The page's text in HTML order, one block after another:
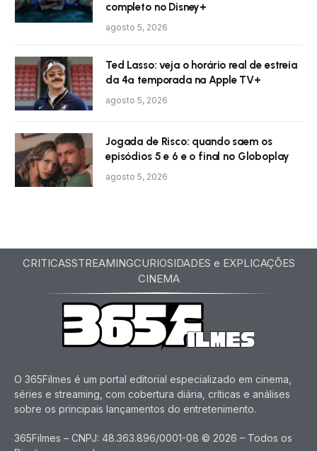
completo no Disney+
agosto 5, 2026
Ted Lasso: veja o horário real de estreia
da 4ª temporada na Apple TV+
agosto 5, 2026
Jogada de Risco: quando saem os
episódios 5 e 6 e o final no Globoplay
agosto 5, 2026
CRITICASSTREAMINGCURIOSIDADES e EXPLICAÇÕES
CINEMA
O 365Filmes é um portal editorial especializado em cinema,
séries e streaming, com cobertura diária, críticas e análises
sobre os principais lançamentos do entretenimento.
365Filmes – CNPJ: 48.363.896/0001-08 © 2026 – Todos os